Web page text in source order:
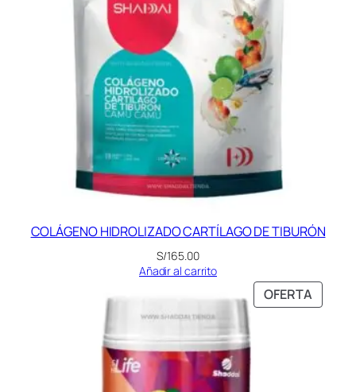
COLÁGENO HIDROLIZADO CARTÍLAGO DE TIBURÓN
S/165.00
Añadir al carrito
OFERTA
EN